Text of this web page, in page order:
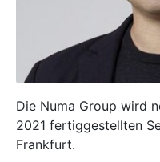
Die Numa Group wird
2021 fertiggestellten
Frankfurt.